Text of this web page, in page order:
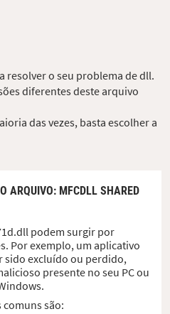
resolver o seu problema de dll.
diferentes deste arquivo
das vezes, basta escolher a
ARQUIVO: MFCDLL SHARED
podem surgir por
Por exemplo, um aplicativo
sido excluído ou perdido,
presente no seu PC ou
comuns são: